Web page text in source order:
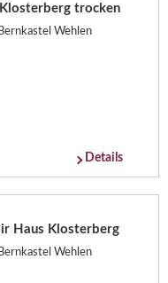
trocken
Wehlen
Details
Haus Klosterberg
Wehlen